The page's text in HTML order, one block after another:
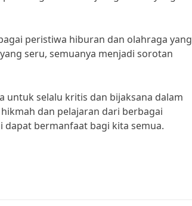
peristiwa hiburan dan olahraga yang
seru, semuanya menjadi sorotan
selalu kritis dan bijaksana dalam
dan pelajaran dari berbagai
bermanfaat bagi kita semua.